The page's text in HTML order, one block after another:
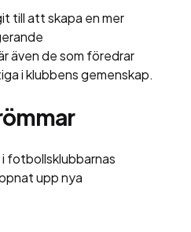
till att skapa en mer
även de som föredrar
i klubbens gemenskap.
fotbollsklubbarnas
upp nya